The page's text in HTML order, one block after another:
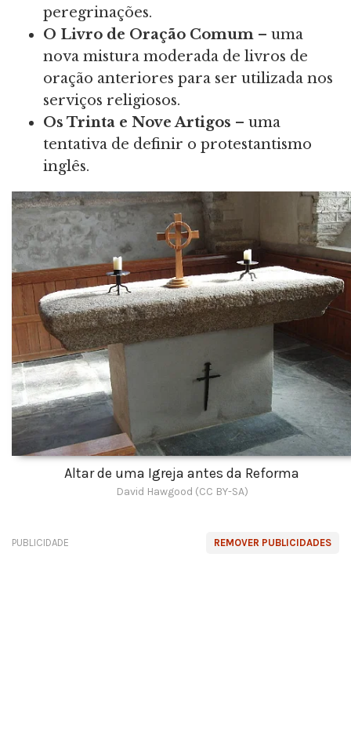
peregrinações.
O Livro de Oração Comum – uma
nova mistura moderada de livros de
oração anteriores para ser utilizada nos
serviços religiosos.
Os Trinta e Nove Artigos – uma
tentativa de definir o protestantismo
inglês.
Altar de uma Igreja antes da Reforma
David Hawgood (CC BY-SA)
REMOVER PUBLICIDADES
PUBLICIDADE